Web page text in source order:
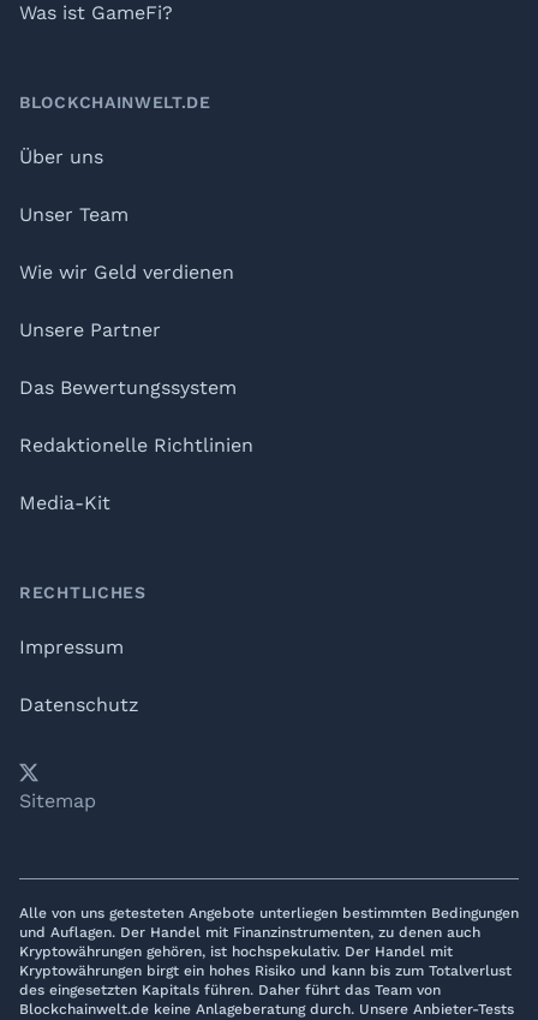
Was ist GameFi?
BLOCKCHAINWELT.DE
Über uns
Unser Team
Wie wir Geld verdienen
Unsere Partner
Das Bewertungssystem
Redaktionelle Richtlinien
Media-Kit
RECHTLICHES
Impressum
Datenschutz
YouTube
𝕏LinkedIn
Telegram
Sitemap
Alle von uns getesteten Angebote unterliegen bestimmten Bedingungen
und Auflagen. Der Handel mit Finanzinstrumenten, zu denen auch
Kryptowährungen gehören, ist hochspekulativ. Der Handel mit
Kryptowährungen birgt ein hohes Risiko und kann bis zum Totalverlust
des eingesetzten Kapitals führen. Daher führt das Team von
Blockchainwelt.de keine Anlageberatung durch. Unsere Anbieter-Tests